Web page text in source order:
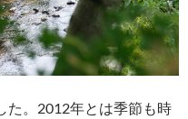
た。2012年とは季節も時